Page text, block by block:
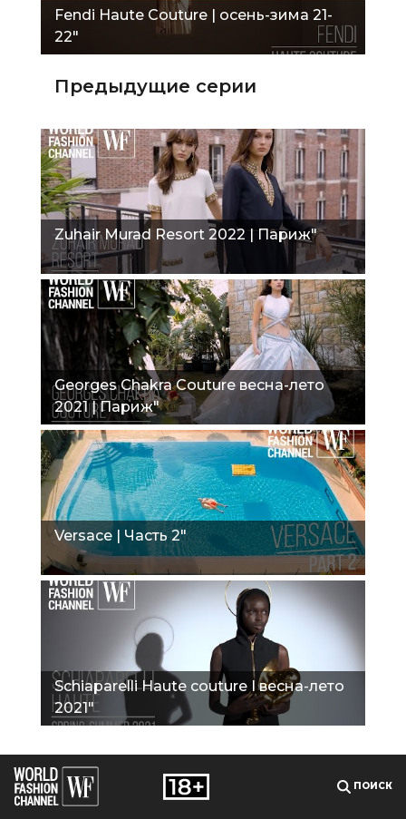
Fendi Haute Couture | осень-зима 21-
22"
Предыдущие серии
Zuhair Murad Resort 2022 | Париж"
Georges Chakra Couture весна-лето
2021 | Париж"
Versace | Часть 2"
Schiaparelli Haute couture I весна-лето
2021"
ПОИСК